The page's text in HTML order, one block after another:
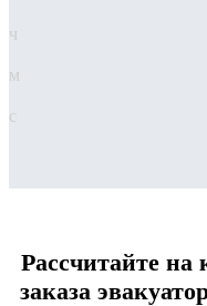
ч
м
с
Рассчитайте на
заказа